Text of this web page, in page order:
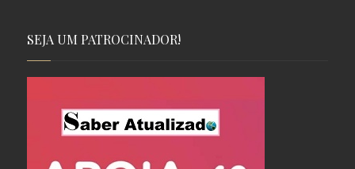
SEJA UM PATROCINADOR!